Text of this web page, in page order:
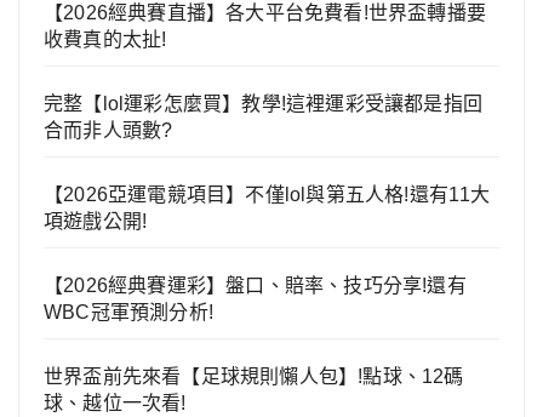
【2026經典賽直播】各大平台免費看!世界盃轉播要
收費真的太扯!
完整【lol運彩怎麼買】教學!這裡運彩受讓都是指回
合而非人頭數?
【2026亞運電競項目】不僅lol與第五人格!還有11大
項遊戲公開!
【2026經典賽運彩】盤口、賠率、技巧分享!還有
WBC冠軍預測分析!
世界盃前先來看【足球規則懶人包】!點球、12碼
球、越位一次看!